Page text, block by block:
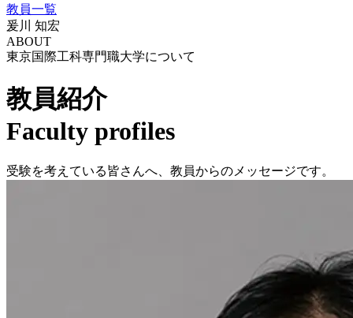
教員一覧
爰川 知宏
ABOUT
東京国際工科専門職大学について
教員紹介
Faculty profiles
受験を考えている皆さんへ、教員からのメッセージです。